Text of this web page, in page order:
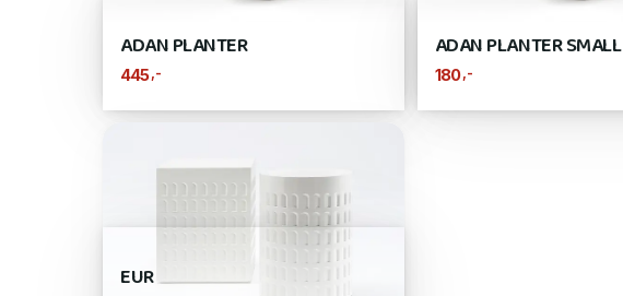
ADAN PLANTER
445,-
ADAN PLANTER SMALL
180 ,-
EUR